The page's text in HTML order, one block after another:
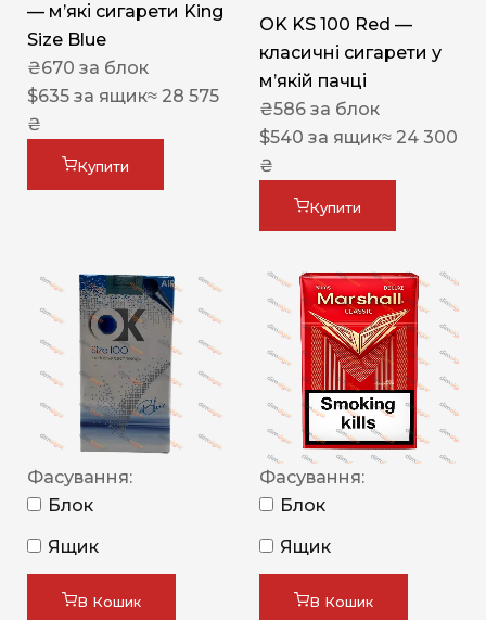
— м’які сигарети King
Size Blue
₴670 за блок
$635 за ящик≈ 28 575
₴
Купити
OK KS 100 Red —
класичні сигарети у
м’якій пачці
₴586 за блок
$540 за ящик≈ 24 300
₴
Купити
Фасування:
Блок
Ящик
В Кошик
Фасування:
Блок
Ящик
В Кошик